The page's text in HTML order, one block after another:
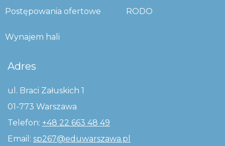
Postępowania ofertowe RODO
Wynajem hali
Adres
ul. Braci Załuskich 1
01-773 Warszawa
Telefon: +48 22 663 48 49
Email: sp267@eduwarszawa.pl